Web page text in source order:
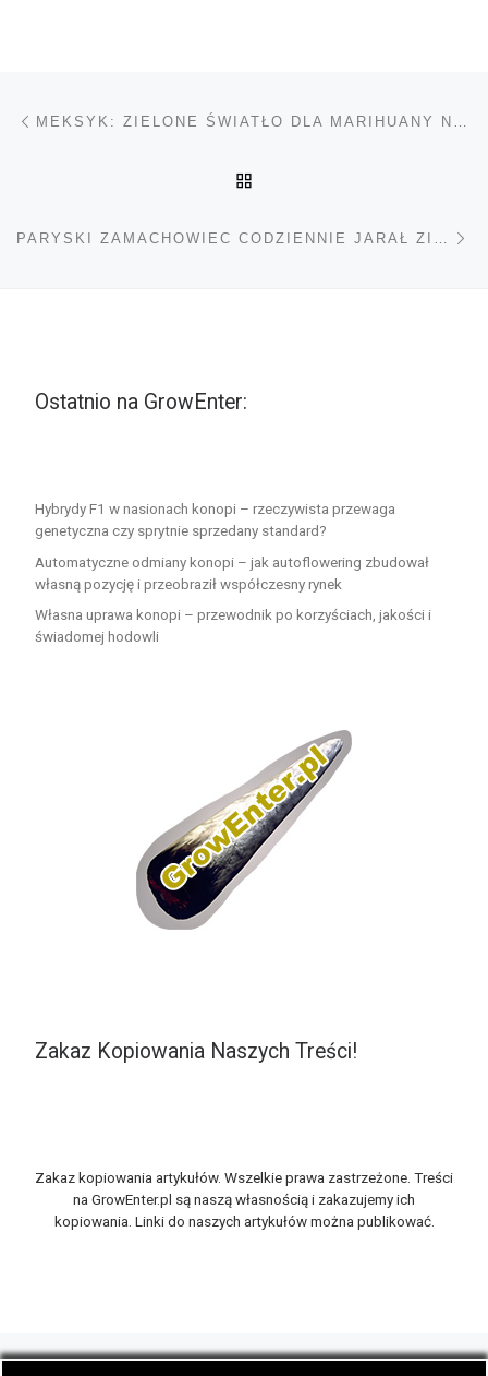
Nawigacja wpisu
Ostatnio na GrowEnter:
Hybrydy F1 w nasionach konopi – rzeczywista przewaga
genetyczna czy sprytnie sprzedany standard?
Automatyczne odmiany konopi – jak autoflowering zbudował
własną pozycję i przeobraził współczesny rynek
Własna uprawa konopi – przewodnik po korzyściach, jakości i
świadomej hodowli
Zakaz Kopiowania Naszych Treści!
Zakaz kopiowania artykułów. Wszelkie prawa zastrzeżone. Treści
na GrowEnter.pl są naszą własnością i zakazujemy ich
kopiowania. Linki do naszych artykułów można publikować.